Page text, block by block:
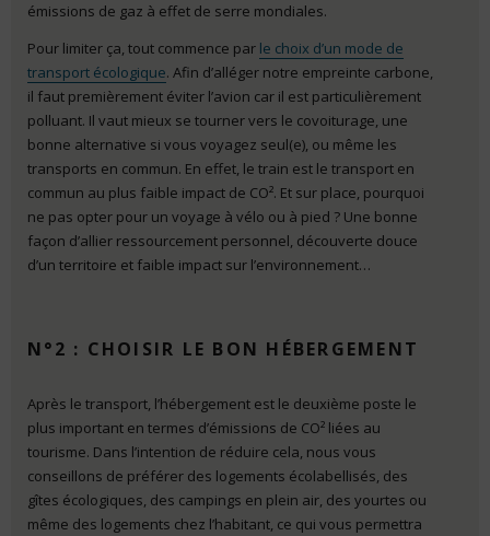
émissions de gaz à effet de serre mondiales.
Pour limiter ça, tout commence par le choix d’un mode de
transport écologique. Afin d’alléger notre empreinte carbone,
il faut premièrement éviter l’avion car il est particulièrement
polluant. Il vaut mieux se tourner vers le covoiturage, une
bonne alternative si vous voyagez seul(e), ou même les
transports en commun. En effet, le train est le transport en
commun au plus faible impact de CO². Et sur place, pourquoi
ne pas opter pour un voyage à vélo ou à pied ? Une bonne
façon d’allier ressourcement personnel, découverte douce
d’un territoire et faible impact sur l’environnement…
N°2 : CHOISIR LE BON HÉBERGEMENT
Après le transport, l’hébergement est le deuxième poste le
plus important en termes d’émissions de CO² liées au
tourisme. Dans l’intention de réduire cela, nous vous
conseillons de préférer des logements écolabellisés, des
gîtes écologiques, des campings en plein air, des yourtes ou
même des logements chez l’habitant, ce qui vous permettra